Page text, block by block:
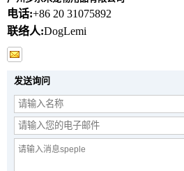
电话:+86 20 31075892
联络人:DogLemi
发送询问